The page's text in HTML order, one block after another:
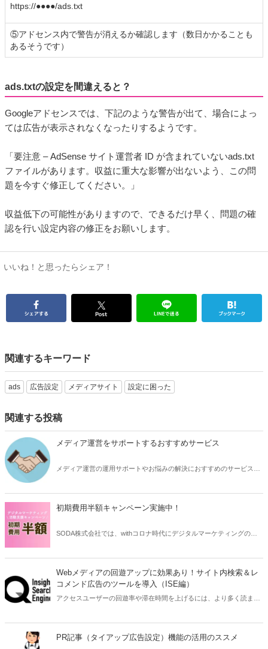
https://●●●●/ads.txt
⑤アドセンス内で警告が消えるか確認します（数日かかることも
あるそうです）
ads.txtの設定を間違えると？
Googleアドセンスでは、下記のような警告が出て、場合によっ
ては広告が表示されなくなったりするようです。
「要注意 – AdSense サイト運営者 ID が含まれていないads.txt
ファイルがあります。収益に重大な影響が出ないよう、この問
題を今すぐ修正してください。」
収益低下の可能性がありますので、できるだけ早く、問題の確
認を行い設定内容の修正をお願いします。
いいね！と思ったらシェア！
関連するキーワード
ads 広告設定 メディアサイト 設定に困った
関連する投稿
メディア運営をサポートするおすすめサービス
メディア運営の運用サポートやお悩みの解決におすすめのサービスサ
初期費用半額キャンペーン実施中！
SODA株式会社では、withコロナ時代にデジタルマーケティングの活
Webメディアの回遊アップに効果あり！サイト内検索＆レ
コメンド広告のツールを導入（ISE編）
アクセスユーザーの回遊率や滞在時間を上げるには、より多く読まれ
ルがあります。広告収益の提供もあります。そんなツールの紹介と
CREAMへの導入方法を解説します。
PR記事（タイアップ広告設定）機能の活用のススメ